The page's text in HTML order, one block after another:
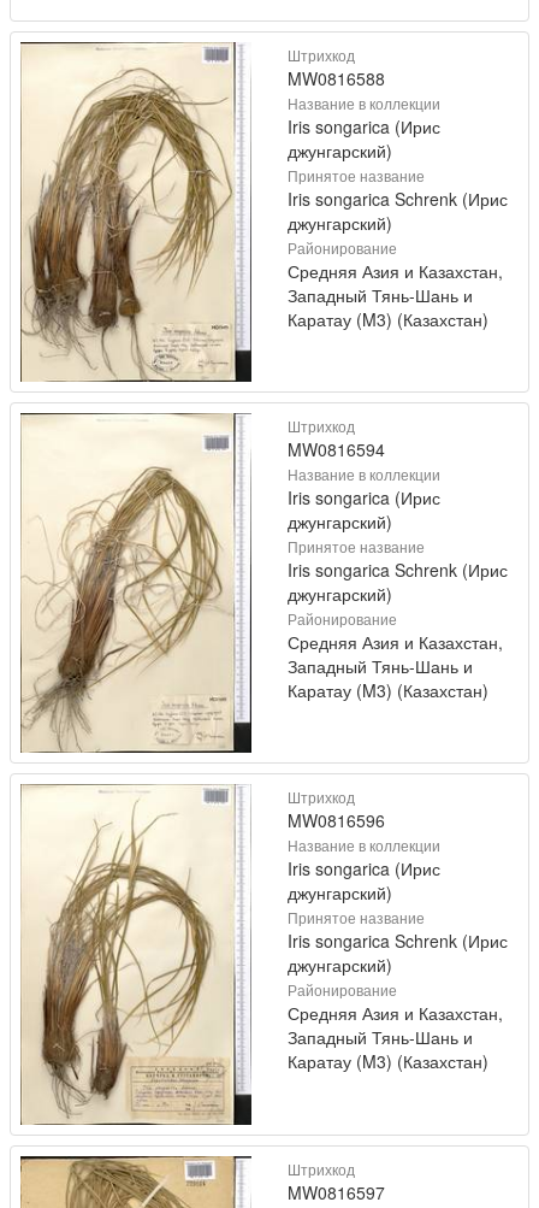
Штрихкод
MW0816588
Название в коллекции
Iris songarica (Ирис
джунгарский)
Принятое название
Iris songarica Schrenk (Ирис
джунгарский)
Районирование
Средняя Азия и Казахстан,
Западный Тянь-Шань и
Каратау (M3) (Казахстан)
Штрихкод
MW0816594
Название в коллекции
Iris songarica (Ирис
джунгарский)
Принятое название
Iris songarica Schrenk (Ирис
джунгарский)
Районирование
Средняя Азия и Казахстан,
Западный Тянь-Шань и
Каратау (M3) (Казахстан)
Штрихкод
MW0816596
Название в коллекции
Iris songarica (Ирис
джунгарский)
Принятое название
Iris songarica Schrenk (Ирис
джунгарский)
Районирование
Средняя Азия и Казахстан,
Западный Тянь-Шань и
Каратау (M3) (Казахстан)
Штрихкод
MW0816597